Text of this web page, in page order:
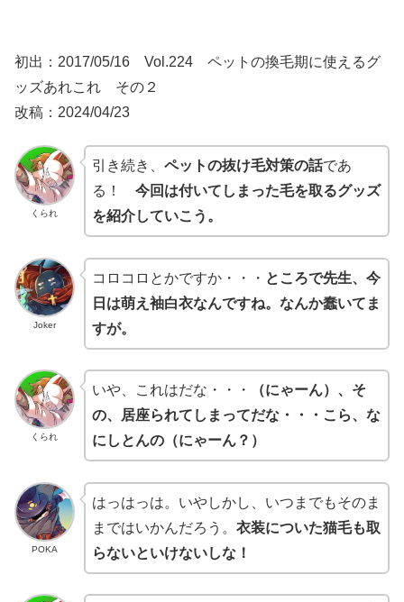
初出：2017/05/16 Vol.224 ペットの換毛期に使えるグ
ッズあれこれ その２
改稿：2024/04/23
くられ
引き続き、 ペットの抜け毛対策の話であ
る！ 今回は付いてしまった毛を取るグッズ
を紹介していこう。
Joker
コロコロとかですか・・・ ところで先生、今
日は萌え袖白衣なんですね。なんか蠢いてま
すが。
くられ
いや、これはだな・・・
（にゃーん）、そ
の、居座られてしまってだな・・・こら、な
にしとんの（にゃーん？）
POKA
はっはっは。いやしかし、いつまでもそのま
まではいかんだろう。 衣装についた猫毛も取
らないといけないしな！